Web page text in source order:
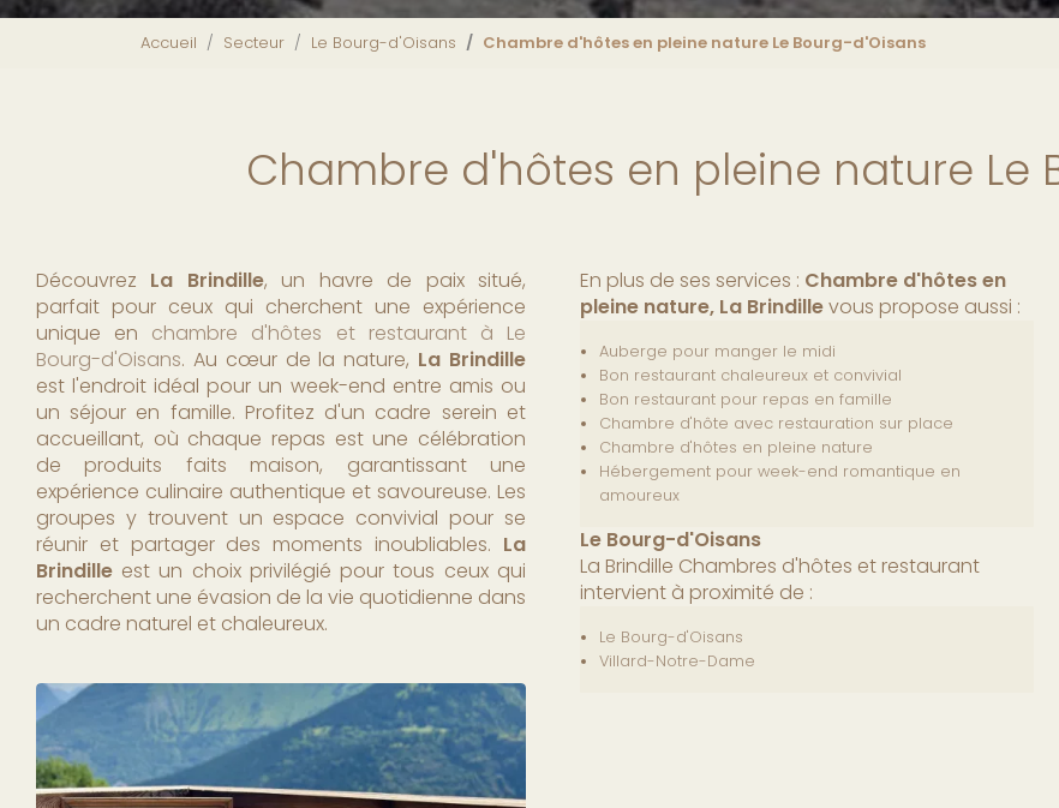
Accueil Secteur Le Bourg-d'Oisans Chambre d'hôtes en pleine nature Le Bourg-d'Oisans
Chambre d'hôtes en pleine nature Le
Découvrez La Brindille, un havre de paix situé,
parfait pour ceux qui cherchent une expérience
unique en chambre d'hôtes et restaurant à Le
Bourg-d'Oisans. Au cœur de la nature, La Brindille
est l'endroit idéal pour un week-end entre amis ou
un séjour en famille. Profitez d'un cadre serein et
accueillant, où chaque repas est une célébration
de produits faits maison, garantissant une
expérience culinaire authentique et savoureuse. Les
groupes y trouvent un espace convivial pour se
réunir et partager des moments inoubliables. La
Brindille est un choix privilégié pour tous ceux qui
recherchent une évasion de la vie quotidienne dans
un cadre naturel et chaleureux.
En plus de ses services : Chambre d'hôtes en
pleine nature, La Brindillevous propose aussi :
Auberge pour manger le midi
Bon restaurant chaleureux et convivial
Bon restaurant pour repas en famille
Chambre d'hôte avec restauration sur place
Chambre d'hôtes en pleine nature
Hébergement pour week-end romantique en
amoureux
Le Bourg-d'Oisans
La Brindille Chambres d'hôtes et restaurant
intervient à proximité de :
Le Bourg-d'Oisans
Villard-Notre-Dame